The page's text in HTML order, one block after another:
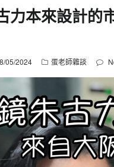
力本來設計的
05/2024 蛋老師雜談